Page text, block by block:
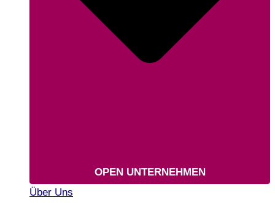
OPEN UNTERNEHMEN
Über Uns